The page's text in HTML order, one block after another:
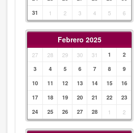
31
1 2 3 4 5 6
Febrero 2025
27 28 29 30 31 1
2
3
4 5 6 7 8
9
10
11 12 13 14 15
16
17
18 19 20 21 22
23
24
25 26 27 28 1 2